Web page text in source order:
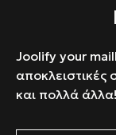
Joolify your
αποκλειστικές
και πολλά